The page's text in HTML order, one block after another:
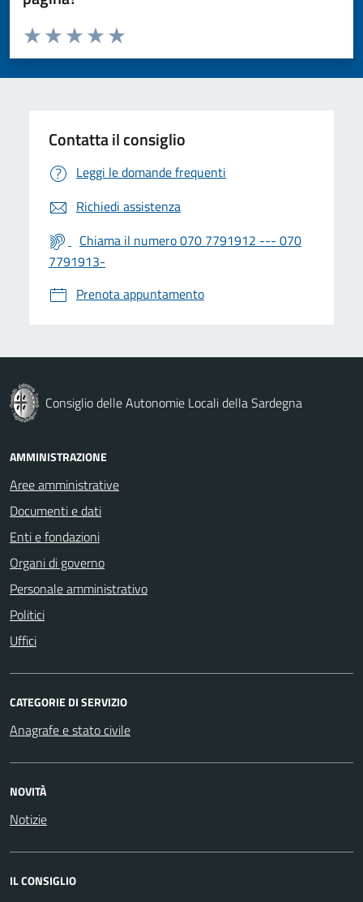
Valuta da 1 a 5 stelle la pagina
Valuta 5 stelle su 5
Valuta 4 stelle su 5
Valuta 3 stelle su 5
Valuta 2 stelle su 5
Valuta 1 stelle su 5
Contatta il consiglio
Leggi le domande frequenti
Richiedi assistenza
Chiama il numero 070 7791912 --- 070
7791913-
Prenota appuntamento
Consiglio delle Autonomie Locali della Sardegna
AMMINISTRAZIONE
Aree amministrative
Documenti e dati
Enti e fondazioni
Organi di governo
Personale amministrativo
Politici
Uffici
CATEGORIE DI SERVIZIO
Anagrafe e stato civile
NOVITÀ
Notizie
IL CONSIGLIO